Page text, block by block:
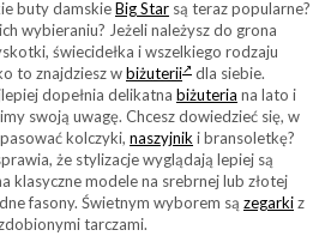
buty damskieBig Star są teraz popularne?
wybieraniu? Jeżeli należysz do grona
świecidełka i wszelkiego rodzaju
to znajdziesz wbiżuterii
dla siebie.
dopełnia delikatna biżuteria na lato i
swoją uwagę. Chcesz dowiedzieć się, w
kolczyki, naszyjniki bransoletkę?
że stylizacje wyglądają lepiej są
klasyczne modele na srebrnej lub złotej
fasony. Świetnym wyborem są zegarkiz
tarczami.